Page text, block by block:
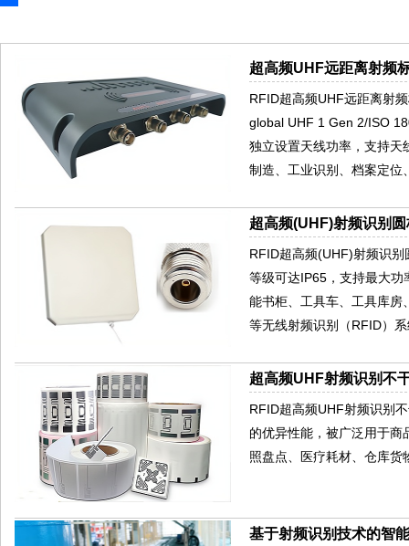
超高频UHF远距离射频
RFID超高频UHF远距离射
global UHF 1 Gen 2/ISO
独立设置天线功率，支持天
制造、工业识别、档案定位
超高频(UHF)射频识别
RFID超高频(UHF)射频识
等级可达IP65，支持最大
能书柜、工具车、工具库房
等无线射频识别（RFID）
超高频UHF射频识别不
RFID超高频UHF射频识别
的优异性能，被广泛用于
照盘点、医疗耗材、仓库
基于射频识别技术的智